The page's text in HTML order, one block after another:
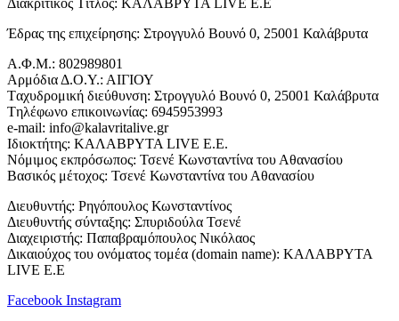
Διακριτικός Τίτλος: ΚΑΛΑΒΡΥΤΑ LIVE E.E
Έδρας της επιχείρησης: Στρογγυλό Βουνό 0, 25001 Καλάβρυτα
Α.Φ.Μ.: 802989801
Αρμόδια Δ.Ο.Υ.: ΑΙΓΙΟΥ
Tαχυδρομική διεύθυνση: Στρογγυλό Βουνό 0, 25001 Καλάβρυτα
Tηλέφωνο επικοινωνίας: 6945953993
e-mail: info@kalavritalive.gr
Iδιοκτήτης: ΚΑΛΑΒΡΥΤΑ LIVE E.E.
Νόμιμος εκπρόσωπος: Τσενέ Κωνσταντίνα του Αθανασίου
Βασικός μέτοχος: Τσενέ Κωνσταντίνα του Αθανασίου
Διευθυντής: Ρηγόπουλος Κωνσταντίνος
Διευθυντής σύνταξης: Σπυριδούλα Τσενέ
Διαχειριστής: Παπαβραμόπουλος Νικόλαος
Δικαιούχος του ονόματος τομέα (domain name): ΚΑΛΑΒΡΥΤΑ
LIVE E.E
Facebook Instagram